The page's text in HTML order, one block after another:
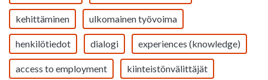
kehittäminen ulkomainen työvoima
henkilötiedot dialogi experiences (knowledge)
access to employment kiinteistönvälittäjät